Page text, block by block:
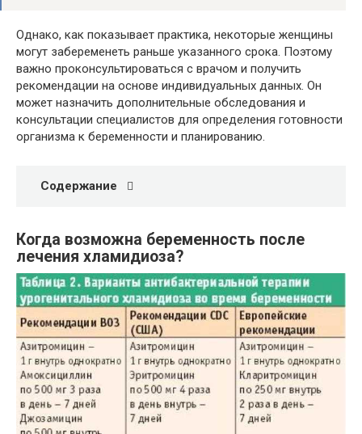
Однако, как показывает практика, некоторые женщины
могут забеременеть раньше указанного срока. Поэтому
важно проконсультироваться с врачом и получить
рекомендации на основе индивидуальных данных. Он
может назначить дополнительные обследования и
консультации специалистов для определения готовности
организма к беременности и планированию.
Содержание
Когда возможна беременность после
лечения хламидиоза?